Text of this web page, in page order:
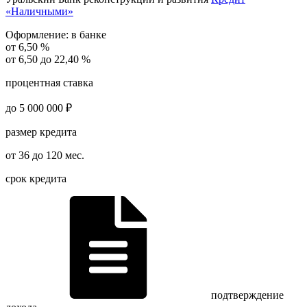
«Наличными»
Оформление: в банке
от 6,50 %
от 6,50 до 22,40 %
процентная ставка
до 5 000 000 ₽
размер кредита
от 36 до 120 мес.
срок кредита
подтверждение